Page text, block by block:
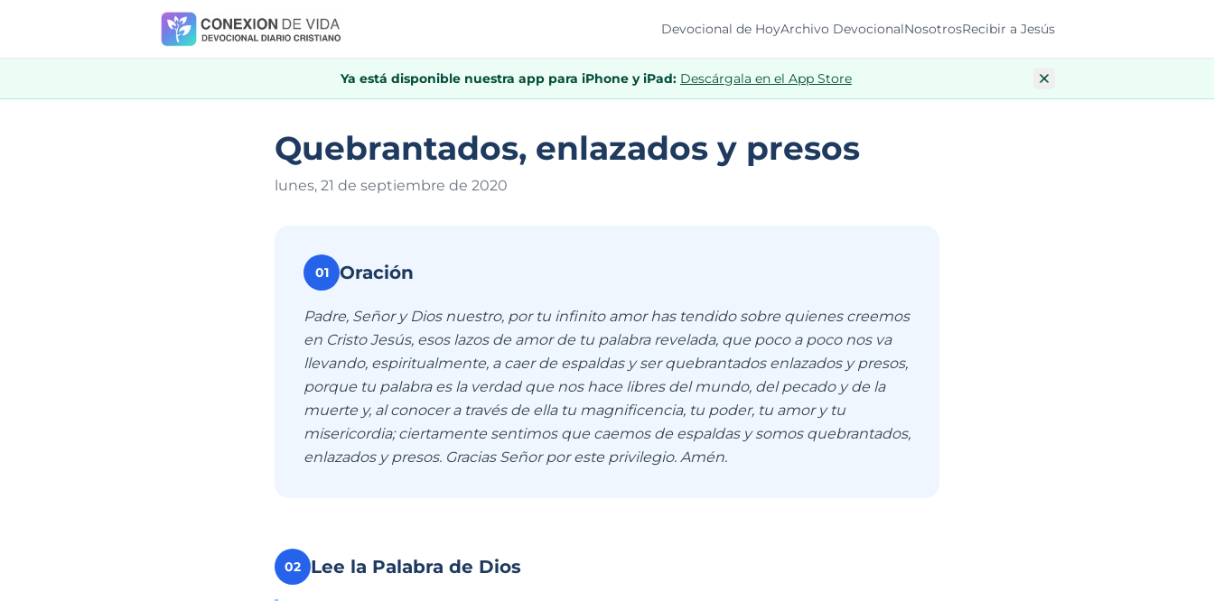
Devocional de HoyArchivo DevocionalNosotrosRecibir a Jesús
Ya está disponible nuestra app para iPhone y iPad: Descárgala en el App Store
Quebrantados, enlazados y presos
lunes, 21 de septiembre de 2020
01 Oración
Padre, Señor y Dios nuestro, por tu infinito amor has tendido sobre quienes creemos
en Cristo Jesús, esos lazos de amor de tu palabra revelada, que poco a poco nos va
llevando, espiritualmente, a caer de espaldas y ser quebrantados enlazados y presos,
porque tu palabra es la verdad que nos hace libres del mundo, del pecado y de la
muerte y, al conocer a través de ella tu magnificencia, tu poder, tu amor y tu
misericordia; ciertamente sentimos que caemos de espaldas y somos quebrantados,
enlazados y presos. Gracias Señor por este privilegio. Amén.
02 Lee la Palabra de Dios